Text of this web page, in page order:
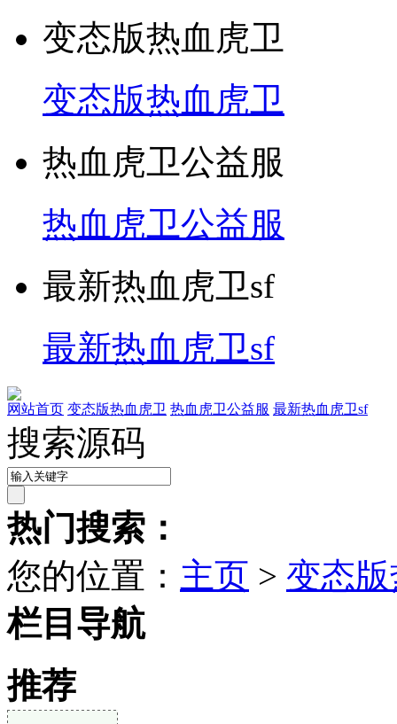
变态版热血虎卫
变态版热血虎卫
热血虎卫公益服
热血虎卫公益服
最新热血虎卫sf
最新热血虎卫sf
网站首页 变态版热血虎卫 热血虎卫公益服 最新热血虎卫sf
搜索源码
热门搜索：
您的位置： 主页 > 变态
栏目导航
推荐